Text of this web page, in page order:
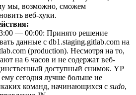
мы, возможно, сможем
веб-хуки.
— 00:00: Принято решение
данные с db1.staging.gitlab.com на
(production). Несмотря на то,
на 6 часов и не содержат веб-
доступный снимок. YP
ему сегодня лучше больше не
команд, начинающихся с sudo,